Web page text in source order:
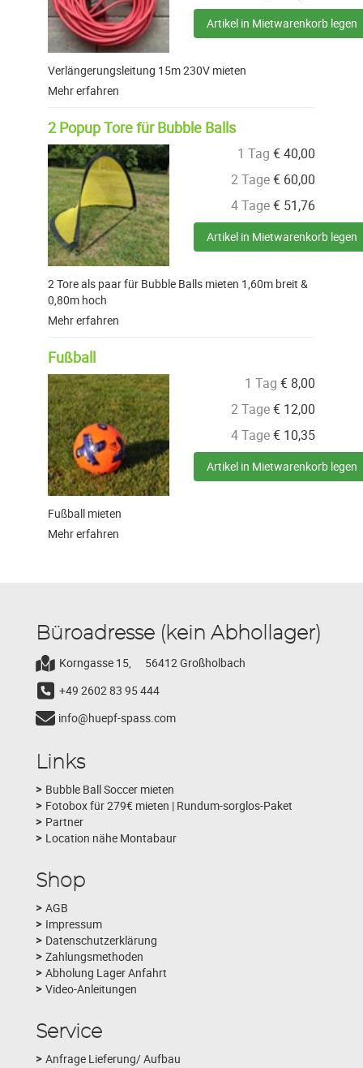
Artikel in Mietwarenkorb legen
Verlängerungsleitung 15m 230V mieten
Mehr erfahren
2 Popup Tore für Bubble Balls
1 Tag €40,00
2 Tage€ 60,00
4 Tage€ 51,76
Artikel in Mietwarenkorb legen
2 Tore als paar für Bubble Balls mieten 1,60m breit &
0,80m hoch
Mehr erfahren
Fußball
1 Tag € 8,00
2 Tage€ 12,00
4 Tage€ 10,35
Artikel in Mietwarenkorb legen
Fußball mieten
Mehr erfahren
Büroadresse (kein Abhollager)
Korngasse 15,
56412 Großholbach
+49 2602 83 95 444
info@huepf-spass.com
Links
Bubble Ball Soccer mieten
Fotobox für 279€ mieten | Rundum-sorglos-Paket
Partner
Location nähe Montabaur
Shop
AGB
Impressum
Datenschutzerklärung
Zahlungsmethoden
Abholung Lager Anfahrt
Video-Anleitungen
Service
Anfrage Lieferung/ Aufbau